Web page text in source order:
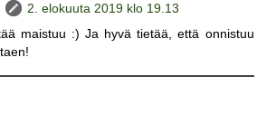
2. elokuuta 2019 klo 19.13
maistuu :) Ja hyvä tietää, että onnistuu